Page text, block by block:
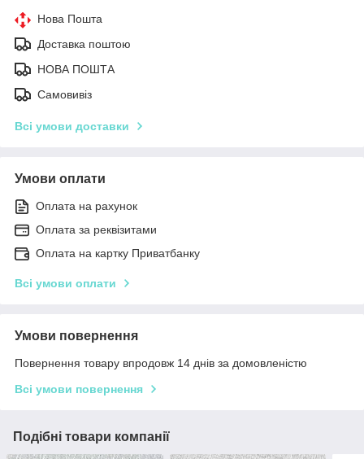
Нова Пошта
Доставка поштою
НОВА ПОШТА
Самовивіз
Всі умови доставки
Умови оплати
Оплата на рахунок
Оплата за реквізитами
Оплата на картку Приватбанку
Всі умови оплати
Умови повернення
Повернення товару впродовж 14 днів за домовленістю
Всі умови повернення
Подібні товари компанії